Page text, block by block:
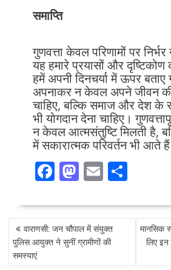
समाप्ति
गुणवत्ता केवल परिणामों पर निर्भर
यह हमारे प्रयासों और दृष्टिकोण
हमें अपनी दिनचर्या में ऊपर बताए
अपनाकर न केवल अपने जीवन की
चाहिए, बल्कि समाज और देश के
भी योगदान देना चाहिए।
न केवल आत्मसंतुष्टि मिलती है,
में सकारात्मक परिवर्तन भी आते
F
e
b
o
M
to
d
o
E
ai
l
S
ar
POST
NAVIGATION
वाराणसी: जन चौपाल में संयुक्त
पुलिस आयुक्त ने सुनीं ग्रामीणों की
समस्याएं
मानसिक
लिए इन